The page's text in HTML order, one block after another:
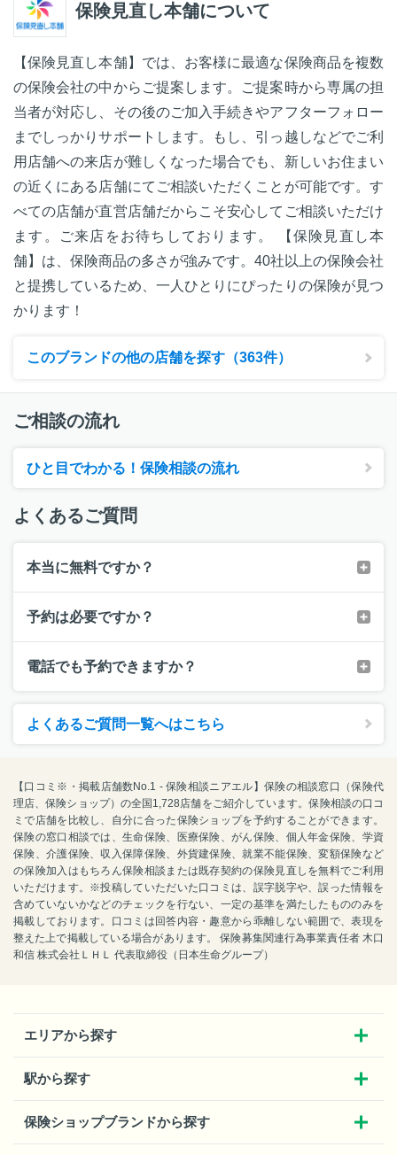
保険見直し本舗について
【保険見直し本舗】では、お客様に最適な保険商品を複数
の保険会社の中からご提案します。ご提案時から専属の担
当者が対応し、その後のご加入手続きやアフターフォロー
までしっかりサポートします。もし、引っ越しなどでご利
用店舗への来店が難しくなった場合でも、新しいお住まい
の近くにある店舗にてご相談いただくことが可能です。す
べての店舗が直営店舗だからこそ安心してご相談いただけ
ます。ご来店をお待ちしております。 【保険見直し本
舗】は、保険商品の多さが強みです。40社以上の保険会社
と提携しているため、一人ひとりにぴったりの保険が見つ
かります！
このブランドの他の店舗を探す（363件）
ご相談の流れ
ひと目でわかる！保険相談の流れ
よくあるご質問
本当に無料ですか？
予約は必要ですか？
電話でも予約できますか？
よくあるご質問一覧へはこちら
【口コミ※・掲載店舗数No.1 - 保険相談ニアエル】保険の相談窓口（保険代
理店、保険ショップ）の全国1,728店舗をご紹介しています。保険相談の口コ
ミで店舗を比較し、自分に合った保険ショップを予約することができます。
保険の窓口相談では、生命保険、医療保険、がん保険、個人年金保険、学資
保険、介護保険、収入保障保険、外貨建保険、就業不能保険、変額保険など
の保険加入はもちろん保険相談または既存契約の保険見直しを無料でご利用
いただけます。※投稿していただいた口コミは、誤字脱字や、誤った情報を
含めていないかなどのチェックを行ない、一定の基準を満たしたもののみを
掲載しております。口コミは回答内容・趣意から乖離しない範囲で、表現を
整えた上で掲載している場合があります。 保険募集関連行為事業責任者 木口
和信 株式会社ＬＨＬ 代表取締役（日本生命グループ）
エリアから探す
駅から探す
保険ショップブランドから探す